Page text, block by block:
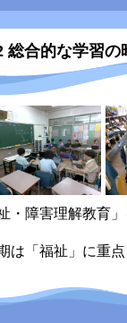
総合的な学習の
祉・障害理解教育
は「福祉」に重